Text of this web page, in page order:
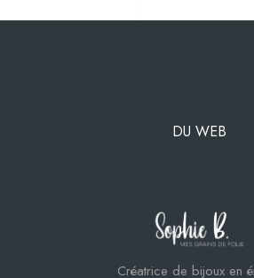
DU WEB
Créatrice de bijoux en